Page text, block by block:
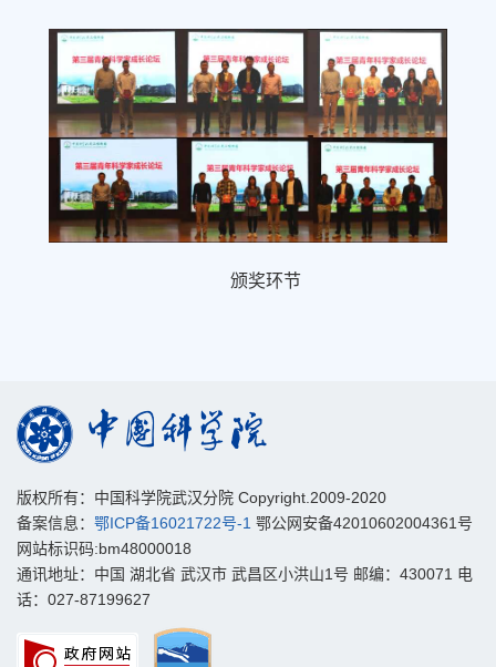
颁奖环节
版权所有：中国科学院武汉分院 Copyright.2009-2020
备案信息： 鄂ICP备16021722号-1 鄂公网安备42010602004361号
网站标识码:bm48000018
通讯地址：中国 湖北省 武汉市 武昌区小洪山1号 邮编：430071 电
话：027-87199627